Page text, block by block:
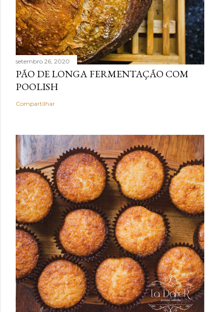
setembro 26, 2020
PÃO DE LONGA FERMENTAÇÃO COM
POOLISH
Compartilhar